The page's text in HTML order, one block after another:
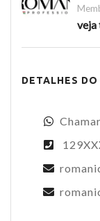
veja
DETALHES